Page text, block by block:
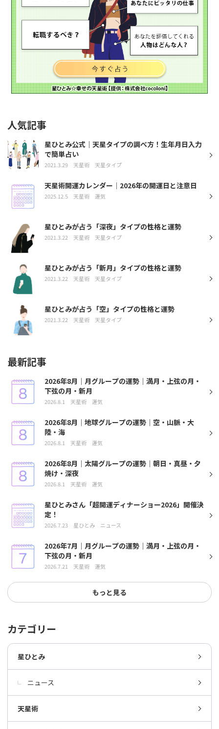
人気記事
星ひとみ公式｜天星タイプの調べ方！生年月日入力
で簡単占い
2021.3.29 天星術 天星タイプ
天星術開運カレンダー｜2026年の開運日と注意日
2025.12.5 天星術 運気
星ひとみが占う「深夜」タイプの性格と運勢
2021.3.22 天星術 天星タイプ
星ひとみが占う「新月」タイプの性格と運勢
2021.3.22 天星術 天星タイプ
星ひとみが占う「空」タイプの性格と運勢
2021.3.22 天星術 天星タイプ
最新記事
2026年8月｜月グループの運勢｜満月・上弦の月・
下弦の月・新月
2026.8.1 天星術 運気
2026年8月｜地球グループの運勢｜空・山脈・大
陸・海
2026.8.1 天星術 運気
2026年8月｜太陽グループの運勢｜朝日・真昼・夕
焼け・深夜
2026.8.1 天星術 運気
星ひとみさん「超開運ディナーショー2026」開催決
定！
2026.7.23 星ひとみ ニュース
2026年7月｜月グループの運勢｜満月・上弦の月・
下弦の月・新月
2026.7.21 天星術 運気
もっと見る
カテゴリー
星ひとみ
ニュース
天星術